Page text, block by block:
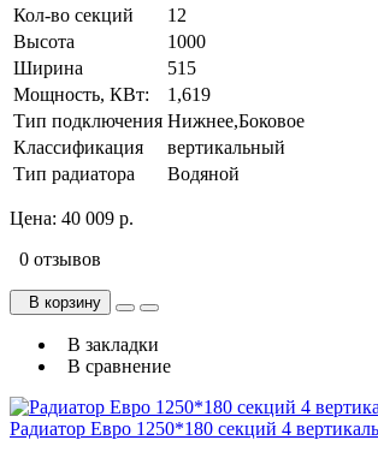
Кол-во секций
12
Высота
1000
Ширина
515
Мощность, КВт:
1,619
Тип подключения Нижнее,Боковое
Классификация
вертикальный
Тип радиатора
Водяной
Цена: 40 009 р.
0 отзывов
В корзину
В закладки
В сравнение
Радиатор Евро 1250*180 секций 4